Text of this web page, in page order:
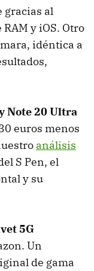
al
y iOS. Otro
idéntica a
Note 20 Ultra
euros menos
análisis
S Pen, el
y su
5G
Un
de gama